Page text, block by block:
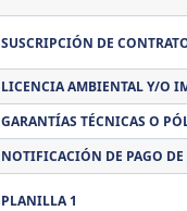
SUSCRIPCIÓN DE
LICENCIA AMBIENTAL Y/O
GARANTÍAS TÉCNICAS O
NOTIFICACIÓN DE PAGO
PLANILLA 1